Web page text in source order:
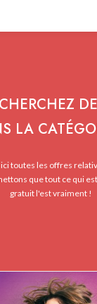
LA
toutes les offres
que tout ce qui
gratuit l'est vraiment !